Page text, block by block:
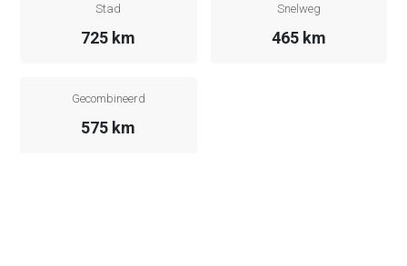
Stad
725 km
Snelweg
465 km
Gecombineerd
575 km